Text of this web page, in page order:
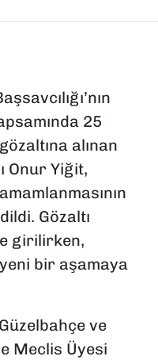
25
alınan
Onur Yiğit,
Gözaltı
girilirken,
bir aşamaya
ve
Meclis Üyesi